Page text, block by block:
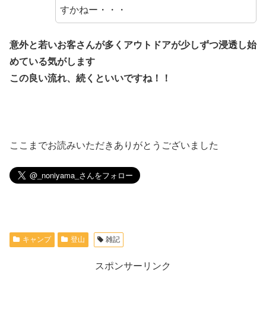
すかねー・・・
意外と若いお客さんが多くアウトドアが少しずつ浸透し始
めている気がします
この良い流れ、続くといいですね！！
ここまでお読みいただきありがとうございました
キャンプ 登山 雑記
スポンサーリンク